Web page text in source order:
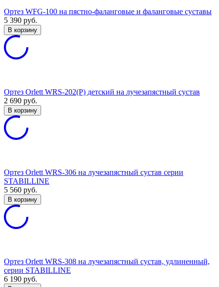
Ортез WFG-100 на пястно-фаланговые и фаланговые суставы
5 390 руб.
В корзину
Ортез Orlett WRS-202(P) детский на лучезапястный сустав
2 690 руб.
В корзину
Ортез Orlett WRS-306 на лучезапястный сустав серии
STABILLINE
5 560 руб.
В корзину
Ортез Orlett WRS-308 на лучезапястный сустав, удлиненный,
серии STABILLINE
6 190 руб.